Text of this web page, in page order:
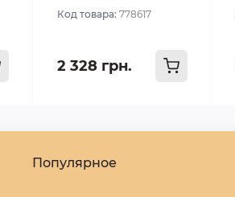
Код товара: 778617
2 328 грн.
Популярное